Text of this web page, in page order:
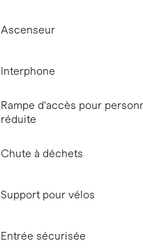
Ascenseur
Interphone
Rampe d'accès pour
réduite
Chute à déchets
Support pour vélos
Entrée sécurisée